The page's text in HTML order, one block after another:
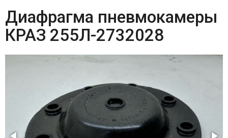
Диафрагма пневмокамеры
КРАЗ 255Л-2732028